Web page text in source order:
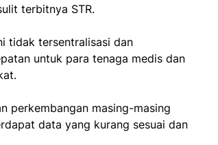
terbitnya STR.
tidak tersentralisasi dan
untuk para tenaga medis dan
perkembangan masing-masing
data yang kurang sesuai dan